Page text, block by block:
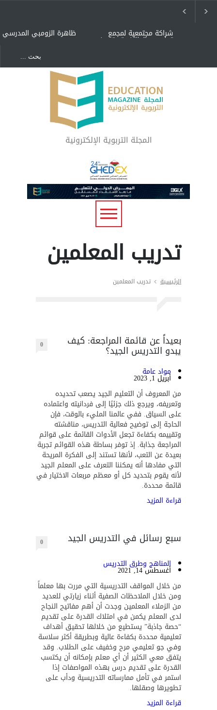
ظاهرة الزومبي المدرسي شراكة مجتمعية لمجمع
تعليمي بالطائف تستهدف
"كنت أنضرب ومافيني إلا
العافية" هل هذا مبرر
لاستمرار أسلوب التربية
المتوارث؟
لماذا تعد برامج توعية الأطفال
بخصوصية الجسد وقاية لا
فضول؟
المجلة التربوية الإلكترونية
تدريب المعلمين
الرئيسية تدريب المعلمين
بعيداً عن قائمة المراجعة: كيف
يبدو التدريس الجيد؟ 0
مواد عامة
أبريل 1, 2023
من المعروف أن التعليم الجيد يصعب تحديده
وتعريفه، ويرجع ذلك جزئيًا إلى فردانيته واعتماده
على السياق. ففي عالمنا المليء بالوقت، فإن
الحاجة إلى توضيح فعالية التدريس، مناقشته
وتقييمه بكفاءة تجعل الأدوات القائمة على قوائم
المراجعة جذابة. إذ توفر بساطة هذه القوائم تجربة
بعيدة عن التعب، لأنها تستند إلى الفكرة المريحة
التي مفادها أنه يمكننا التعرف على المعلم الجيد
لأنه يقوم بتحديد كل أو معظم مربعات الاختيار في
قائمة محددة.
قراءة المزيد
سبع رسائل في التدريس الجيد 0
المناهج وطرق التدريس
أغسطس 14, 2021
من خلال المواقف التدريسية التي مررت بها معلماً
ومن خلال الملاحظات الصفية أثناء زيارتي للعديد
من الزملاء المعلمين وجدت أن أهم مفاتيح النجاح
لدى المعلم يكمن في امتلاك القدرة على تقديم
“حصة جاذبة” يستطيع من خلالها تحقيق أهداف
تعليمية محددة بكفاءة عالية وبطريقة أكثر سلاسة
وفي جو تعليمي مرح وخفيف على الطلاب. وقد
يتفق معي الكثير أن أي معلم بإمكانه أن يكتسب
القدرة على تقديم درس بهذه المواصفات إذا
استمر في تأمل ممارساته التدريسية ودأب على
تطويرها وصقلها.
قراءة المزيد